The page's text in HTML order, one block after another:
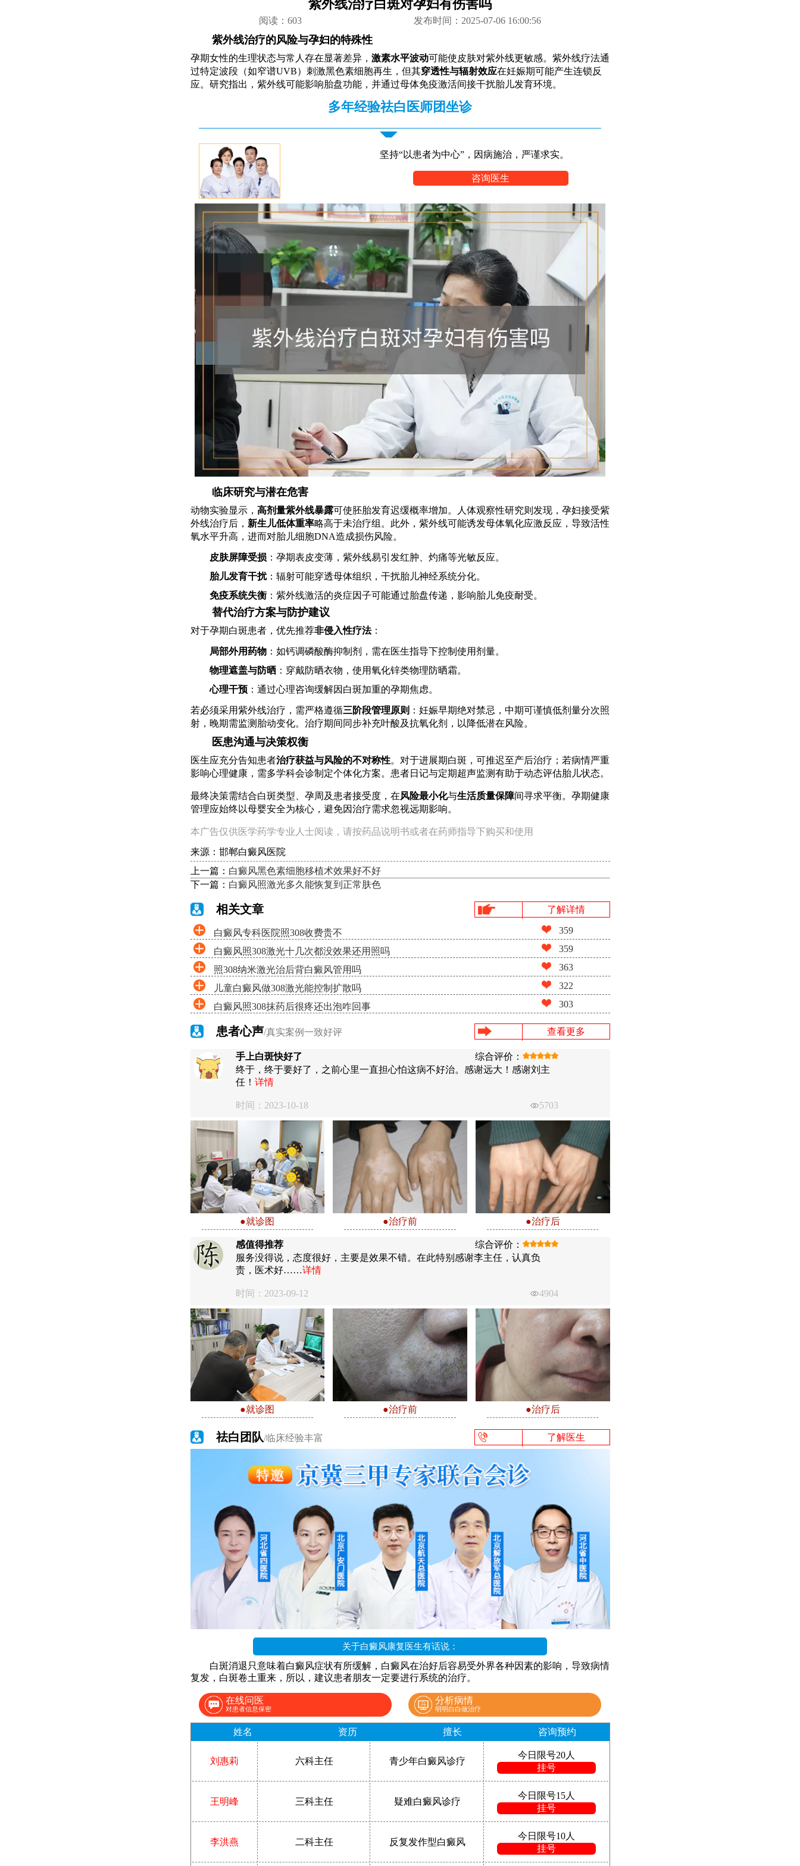
紫外线治疗白斑对孕妇有伤害吗
阅读： 603 发布时间：2025-07-06 16:00:56
紫外线治疗的风险与孕妇的特殊性
孕期女性的生理状态与常人存在显著差异， 激素水平波动可能使皮肤对紫外线更敏感。紫外线疗法通
过特定波段（如窄谱UVB）刺激黑色素细胞再生，但其穿透性与辐射效应在妊娠期可能产生连锁反
应。研究指出，紫外线可能影响胎盘功能，并通过母体免疫激活间接干扰胎儿发育环境。
多年经验祛白医师团坐诊
坚持“以患者为中心”，因病施治，严谨求实。
咨询医生
临床研究与潜在危害
动物实验显示， 高剂量紫外线暴露可使胚胎发育迟缓概率增加。人体观察性研究则发现，孕妇接受紫
外线治疗后， 新生儿低体重率略高于未治疗组。此外，紫外线可能诱发母体氧化应激反应，导致活性
氧水平升高，进而对胎儿细胞DNA造成损伤风险。
皮肤屏障受损：孕期表皮变薄，紫外线易引发红肿、灼痛等光敏反应。
胎儿发育干扰：辐射可能穿透母体组织，干扰胎儿神经系统分化。
免疫系统失衡：紫外线激活的炎症因子可能通过胎盘传递，影响胎儿免疫耐受。
替代治疗方案与防护建议
对于孕期白斑患者，优先推荐非侵入性疗法：
局部外用药物：如钙调磷酸酶抑制剂，需在医生指导下控制使用剂量。
物理遮盖与防晒：穿戴防晒衣物，使用氧化锌类物理防晒霜。
心理干预：通过心理咨询缓解因白斑加重的孕期焦虑。
若必须采用紫外线治疗，需严格遵循三阶段管理原则 ：妊娠早期绝对禁忌，中期可谨慎低剂量分次照
射，晚期需监测胎动变化。治疗期间同步补充叶酸及抗氧化剂，以降低潜在风险。
医患沟通与决策权衡
医生应充分告知患者治疗获益与风险的不对称性。对于进展期白斑，可推迟至产后治疗；若病情严重
影响心理健康，需多学科会诊制定个体化方案。患者日记与定期超声监测有助于动态评估胎儿状态。
最终决策需结合白斑类型、孕周及患者接受度，在风险最小化与生活质量保障间寻求平衡。孕期健康
管理应始终以母婴安全为核心，避免因治疗需求忽视远期影响。
本广告仅供医学药学专业人士阅读，请按药品说明书或者在药师指导下购买和使用
来源：邯郸白癜风医院
上一篇： 白癜风黑色素细胞移植术效果好不好
下一篇： 白癜风照激光多久能恢复到正常肤色
相关文章 了解详情
白癜风专科医院照308收费贵不 359
白癜风照308激光十几次都没效果还用照吗 359
照308纳米激光治后背白癜风管用吗 363
儿童白癜风做308激光能控制扩散吗 322
白癜风照308抹药后很疼还出泡咋回事 303
患者心声/真实案例一致好评 查看更多
手上白斑快好了
综合评价：
终于，终于要好了，之前心里一直担心怕这病不好治。感谢远大！感谢刘主
任！ 详情
时间：2023-10-18 5703
●就诊图 ●治疗前 ●治疗后
感值得推荐
综合评价：
服务没得说，态度很好，主要是效果不错。在此特别感谢李主任，认真负
责，医术好……详情
时间：2023-09-12 4904
●就诊图 ●治疗前 ●治疗后
祛白团队/临床经验丰富 了解医生
关于白癜风康复医生有话说：
白斑消退只意味着白癜风症状有所缓解，白癜风在治好后容易受外界各种因素的影响，导致病情
复发，白斑卷土重来，所以，建议患者朋友一定要进行系统的治疗。
在线问医
对患者信息保密
分析病情
明明白白做治疗
姓名 资历 擅长 咨询预约
刘惠莉 六科主任 青少年白癜风诊疗
今日限号20人
挂号
王明峰 三科主任 疑难白癜风诊疗
今日限号15人
挂号
李洪燕 二科主任 反复发作型白癜风
今日限号10人
挂号